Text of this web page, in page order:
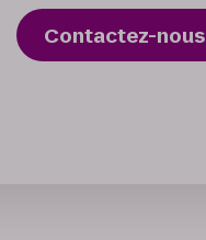
Contactez-nous